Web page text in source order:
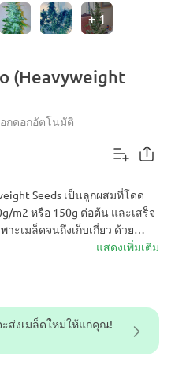
+1
(Heavyweight
กดอกอัตโนมัติ
ะส่งเมล็ดใหม่ให้แก่คุณ!
Seeds เป็นลูกผสมที่โดด
m2 หรือ 150g ต่อต้น และเสร็จ
าะเมล็ดจนถึงเก็บเกี่ยว ด้วย
มแรงของมันจึงแรงพอที่จะทำให้
ยบกับสายพันธุ์ช่วงแสงก็ตาม
เมล็ดสตรี
แสดงเพิ่มเติม